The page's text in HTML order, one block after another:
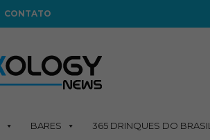
CONTATO
BARES 365 DRINQUES DO BRASIL